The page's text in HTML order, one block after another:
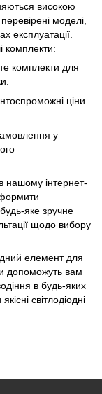
високою
моделі,
експлуатації.
комплекти:
комплекти для
ціни
у
нашому інтернет-
яке зручне
щодо вибору
елемент для
допоможуть вам
в будь-яких
світлодіодні